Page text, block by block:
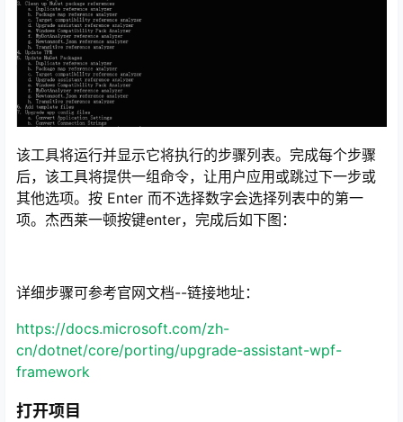
该工具将运行并显示它将执行的步骤列表。完成每个步骤
后，该工具将提供一组命令，让用户应用或跳过下一步或
其他选项。按 Enter 而不选择数字会选择列表中的第一
项。杰西莱一顿按键enter，完成后如下图：
详细步骤可参考官网文档--链接地址：
https://docs.microsoft.com/zh-
cn/dotnet/core/porting/upgrade-assistant-wpf-
framework
打开项目